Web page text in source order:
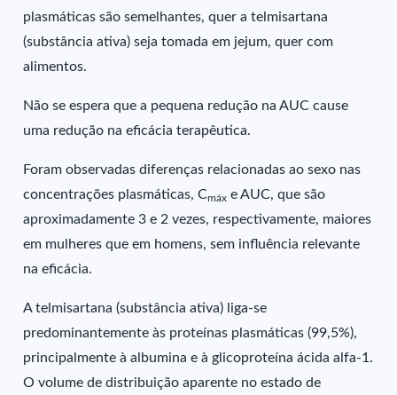
plasmáticas são semelhantes, quer a telmisartana
(substância ativa) seja tomada em jejum, quer com
alimentos.
Não se espera que a pequena redução na AUC cause
uma redução na eficácia terapêutica.
Foram observadas diferenças relacionadas ao sexo nas
concentrações plasmáticas, Cmáx e AUC, que são
aproximadamente 3 e 2 vezes, respectivamente, maiores
em mulheres que em homens, sem influência relevante
na eficácia.
A telmisartana (substância ativa) liga-se
predominantemente às proteínas plasmáticas (99,5%),
principalmente à albumina e à glicoproteína ácida alfa-1.
O volume de distribuição aparente no estado de